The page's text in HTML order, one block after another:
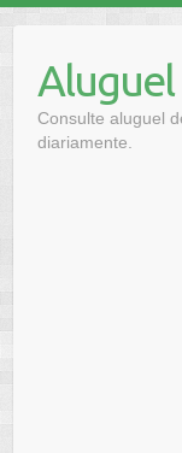
contentAluguel
Consulte aluguel
diariamente.